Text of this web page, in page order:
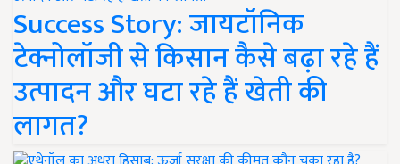
Success Story: जायटॉनिक
टेक्नोलॉजी से किसान कैसे बढ़ा रहे हैं
उत्पादन और घटा रहे हैं खेती की
लागत?